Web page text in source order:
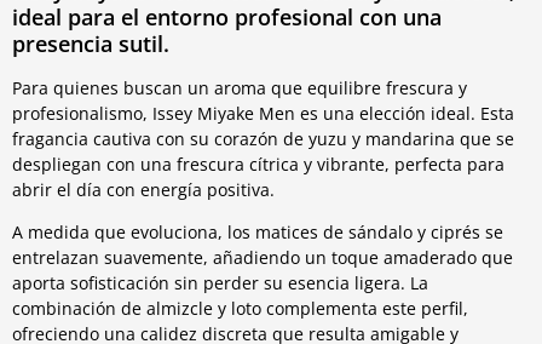
ideal para el entorno profesional con una
presencia sutil.
Para quienes buscan un aroma que equilibre frescura y
profesionalismo, Issey Miyake Men es una elección ideal. Esta
fragancia cautiva con su corazón de yuzu y mandarina que se
despliegan con una frescura cítrica y vibrante, perfecta para
abrir el día con energía positiva.
A medida que evoluciona, los matices de sándalo y ciprés se
entrelazan suavemente, añadiendo un toque amaderado que
aporta sofisticación sin perder su esencia ligera. La
combinación de almizcle y loto complementa este perfil,
ofreciendo una calidez discreta que resulta amigable y